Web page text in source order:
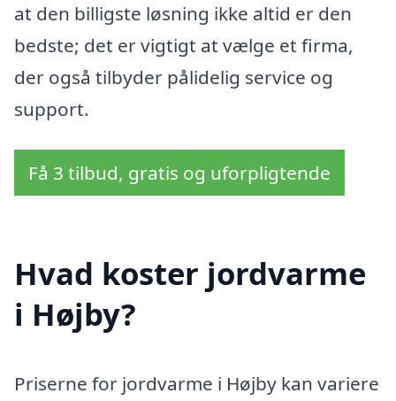
at den billigste løsning ikke altid er den
bedste; det er vigtigt at vælge et firma,
der også tilbyder pålidelig service og
support.
Få 3 tilbud, gratis og uforpligtende
Hvad koster jordvarme
i Højby?
Priserne for jordvarme i Højby kan variere